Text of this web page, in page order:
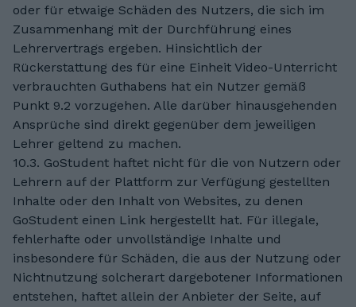
oder für etwaige Schäden des Nutzers, die sich im
Zusammenhang mit der Durchführung eines
Lehrervertrags ergeben. Hinsichtlich der
Rückerstattung des für eine Einheit Video-Unterricht
verbrauchten Guthabens hat ein Nutzer gemäß
Punkt 9.2 vorzugehen. Alle darüber hinausgehenden
Ansprüche sind direkt gegenüber dem jeweiligen
Lehrer geltend zu machen.
10.3. GoStudent haftet nicht für die von Nutzern oder
Lehrern auf der Plattform zur Verfügung gestellten
Inhalte oder den Inhalt von Websites, zu denen
GoStudent einen Link hergestellt hat. Für illegale,
fehlerhafte oder unvollständige Inhalte und
insbesondere für Schäden, die aus der Nutzung oder
Nichtnutzung solcherart dargebotener Informationen
entstehen, haftet allein der Anbieter der Seite, auf